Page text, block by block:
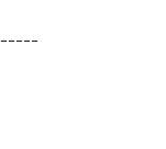
ｰｰｰｰ